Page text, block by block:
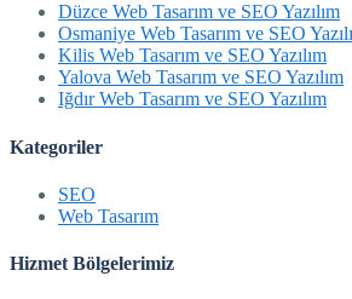
Düzce Web Tasarım ve SEO Yazılım
Osmaniye Web Tasarım ve SEO
Kilis Web Tasarım ve SEO Yazılım
Yalova Web Tasarım ve SEO Yazılım
Iğdır Web Tasarım ve SEO Yazılım
Kategoriler
SEO
Web Tasarım
Hizmet Bölgelerimiz